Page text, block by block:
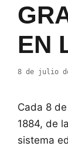
EN
8 de julio
Cada 8
1884, de
sistema